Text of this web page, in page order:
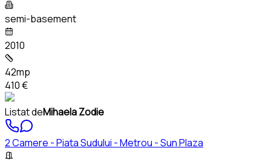
semi-basement
2010
42mp
410 €
Listat deMihaela Zodie
2 Camere - Piata Sudului - Metrou - Sun Plaza